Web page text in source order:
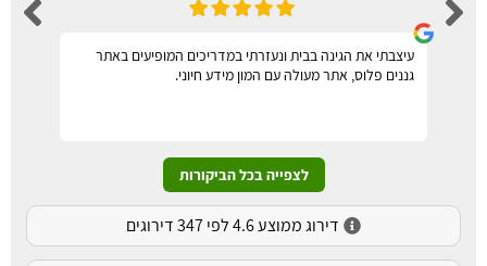
עיצבתי את הגינה בבית ונעזרתי במדריכים המופיעים באתר
גננים פלוס, אתר מעולה עם המון מידע חיוני.
לצפייה בכל הביקורות
דירוג ממוצע 4.6 לפי 347 דירוגים